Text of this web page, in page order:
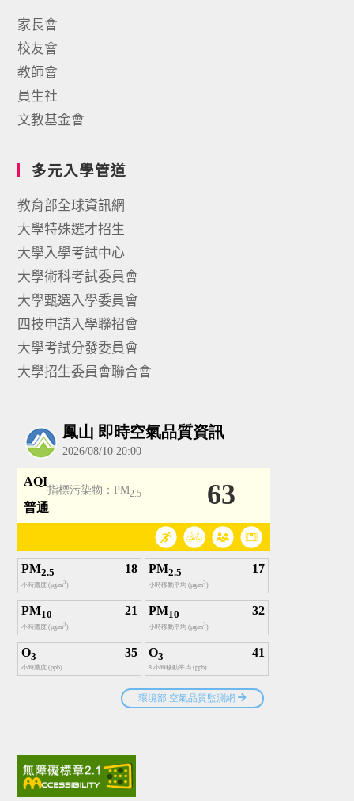
家長會
校友會
教師會
員生社
文教基金會
多元入學管道
教育部全球資訊網
大學特殊選才招生
大學入學考試中心
大學術科考試委員會
大學甄選入學委員會
四技申請入學聯招會
大學考試分發委員會
大學招生委員會聯合會